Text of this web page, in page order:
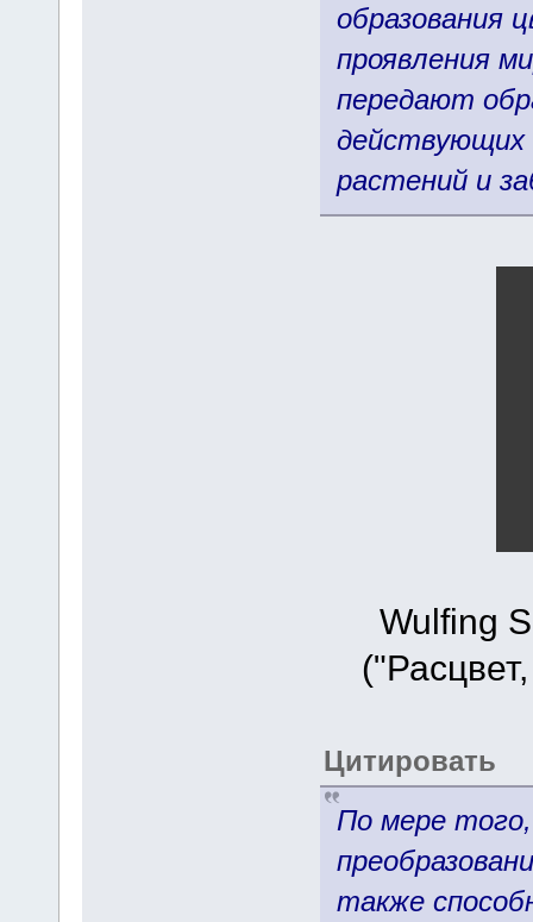
образования
проявления
передают
действующих
растений и
Wulfing
Цитировать
По мере
также